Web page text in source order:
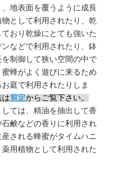
、地表面を覆うように成長
として利用されたり、乾
おり乾燥にとても強いた
などで利用されたり、鉢
制御して狭い空間の中で
蜂がよく遊びに来るため
庭で利用されたりしま
は剪定からご覧下さい。
ては、精油を抽出して香
鹸などの香りに利用され
される蜂蜜がタイムハニ
用植物として利用された